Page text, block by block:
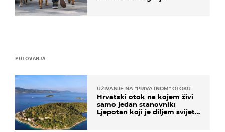
PUTOVANJA
UŽIVANJE NA "PRIVATNOM" OTOKU
Hrvatski otok na kojem živi
samo jedan stanovnik:
Ljepotan koji je diljem svijeta